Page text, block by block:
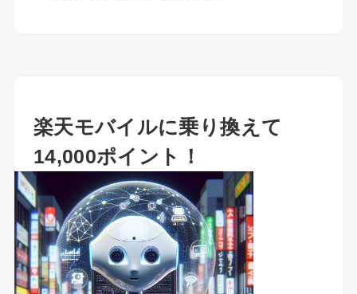
楽天モバイルに乗り換えて
14,000ポイント！